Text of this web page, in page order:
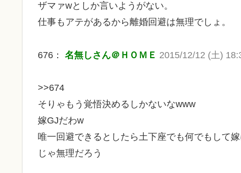
ザマァwとしか言いようがない。
仕事もアテがあるから離婚回避は無理でしょ。
676： 名無しさん＠ＨＯＭＥ 2015/12/12 (土)
>>674
そりゃもう覚悟決めるしかないなwww
嫁GJだわw
唯一回避できるとしたら土下座でも何でもして
じゃ無理だろう